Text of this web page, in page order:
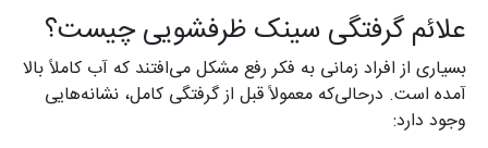
علائم گرفتگی سینک ظرفشویی چیست؟
بسیاری از افراد زمانی به فکر رفع مشکل می‌افتند که آب کاملاً بالا
آمده است. درحالی‌که معمولاً قبل از گرفتگی کامل، نشانه‌هایی
وجود دارد: